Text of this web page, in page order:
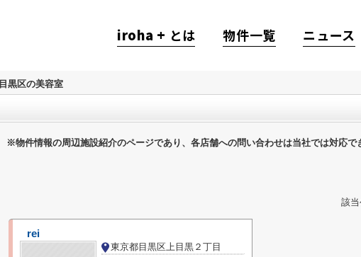
iroha + とは 物件一覧 ニュース
目黒区の美容室
※物件情報の周辺施設紹介のページであり、各店舗への問い合わせは当社では対応で
該
rei
東京都目黒区上目黒２丁目